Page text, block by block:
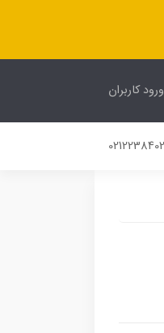
ورود کاربران